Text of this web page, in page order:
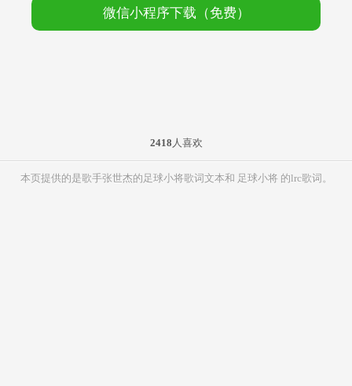
微信小程序下载（免费）
2418 人喜欢
本页提供的是歌手张世杰的足球小将歌词文本和 足球小将 的lrc歌词。